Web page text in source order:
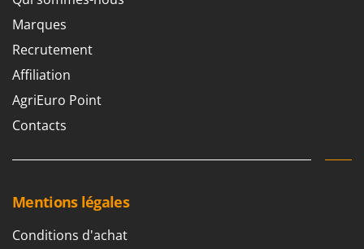
Marques
Recrutement
Affiliation
AgriEuro Point
Contacts
Mentions légales
Conditions d'achat